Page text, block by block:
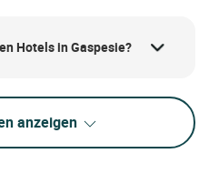
Hotels in Gaspesie?
anzeigen